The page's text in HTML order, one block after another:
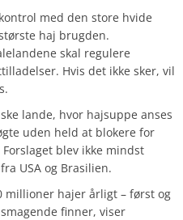
med den store hvide
haj brugden.
skal regulere
Hvis det ikke sker, vil
lande, hvor hajsuppe anses
uden held at blokere for
blev ikke mindst
USA og Brasilien.
hajer årligt – først og
finner, viser